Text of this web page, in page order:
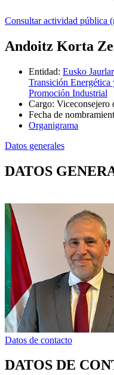
Consultar actividad pública
Andoitz Korta
Entidad: Eusko
Transición Energética
Promoción Industrial
Cargo: Viceconsejero
Fecha de
Organigrama
Datos generales
DATOS
Datos de contacto
DATOS DE